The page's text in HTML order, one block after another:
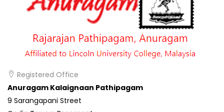
Registered Office
Anuragam Kalaignaan Pathipagam
9 Sarangapani Street